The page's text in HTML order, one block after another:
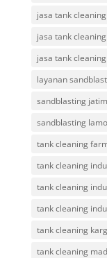
jasa tank
jasa tank
jasa tank
layanan
sandblasting jatim
sandblasting
tank cleaning
tank cleaning
tank cleaning
tank cleaning
tank cleaning
tank cleaning